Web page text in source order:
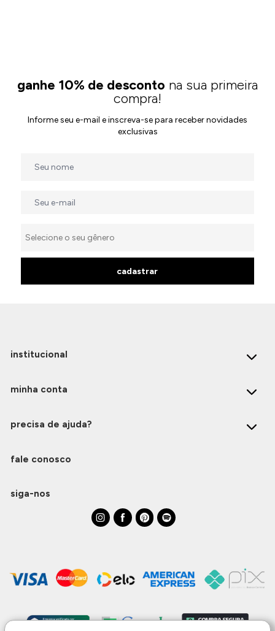
ganhe 10% de desconto na sua primeira
compra!
Informe seu e-mail e inscreva-se para receber novidades
exclusivas
cadastrar
institucional
minha conta
precisa de ajuda?
fale conosco
siga-nos